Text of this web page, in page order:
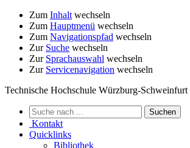
Zum Inhalt wechseln
Zum Hauptmenü wechseln
Zum Navigationspfad wechseln
Zur Suche wechseln
Zur Sprachauswahl wechseln
Zur Servicenavigation wechseln
Technische Hochschule Würzburg-Schweinfurt
Kontakt
Quicklinks
Bibliothek